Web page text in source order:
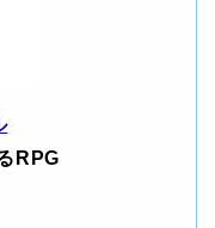
RPG